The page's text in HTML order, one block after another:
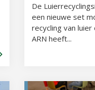
De
een nieuwe set
recycling van
ARN heeft...